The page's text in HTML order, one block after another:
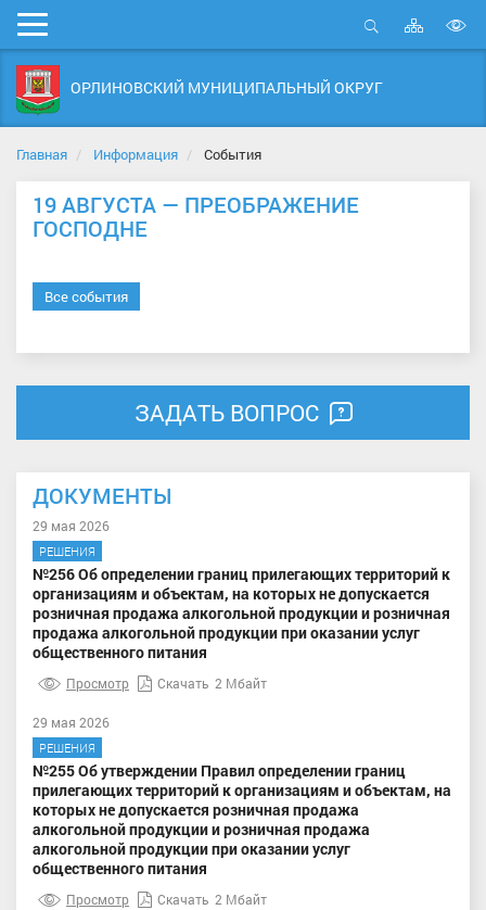
Мобильное
меню
Открыть
Карта
сайта
ОРЛИНОВСКИЙ МУНИЦИПАЛЬНЫЙ ОКРУГ
Главная Информация События
19 АВГУСТА — ПРЕОБРАЖЕНИЕ
ГОСПОДНЕ
Все события
ЗАДАТЬ ВОПРОС
ДОКУМЕНТЫ
29 мая 2026
РЕШЕНИЯ
№256 Об определении границ прилегающих территорий к
организациям и объектам, на которых не допускается
розничная продажа алкогольной продукции и розничная
продажа алкогольной продукции при оказании услуг
общественного питания
Просмотр Скачать 2 Мбайт
29 мая 2026
РЕШЕНИЯ
№255 Об утверждении Правил определении границ
прилегающих территорий к организациям и объектам, на
которых не допускается розничная продажа
алкогольной продукции и розничная продажа
алкогольной продукции при оказании услуг
общественного питания
Просмотр Скачать 2 Мбайт